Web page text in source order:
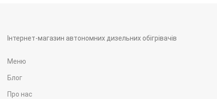
Інтернет-магазин автономних дизельних обігрівачів
Меню
Блог
Про нас